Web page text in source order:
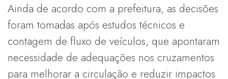
Ainda de acordo com a prefeitura, as decisões
foram tomadas após estudos técnicos e
contagem de fluxo de veículos, que apontaram
necessidade de adequações nos cruzamentos
para melhorar a circulação e reduzir impactos